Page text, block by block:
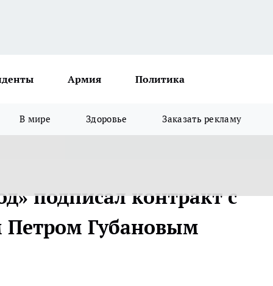
Армия Политика
В мире Здоровье Заказать рекламу
подписал контракт с
Губановым